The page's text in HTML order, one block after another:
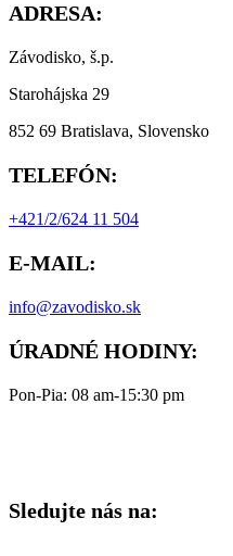
ADRESA:
Závodisko, š.p.
Starohájska 29
852 69 Bratislava, Slovensko
TELEFÓN:
+421/2/624 11 504
E-MAIL:
info@zavodisko.sk
ÚRADNÉ HODINY:
Pon-Pia: 08 am-15:30 pm
Sledujte nás na: